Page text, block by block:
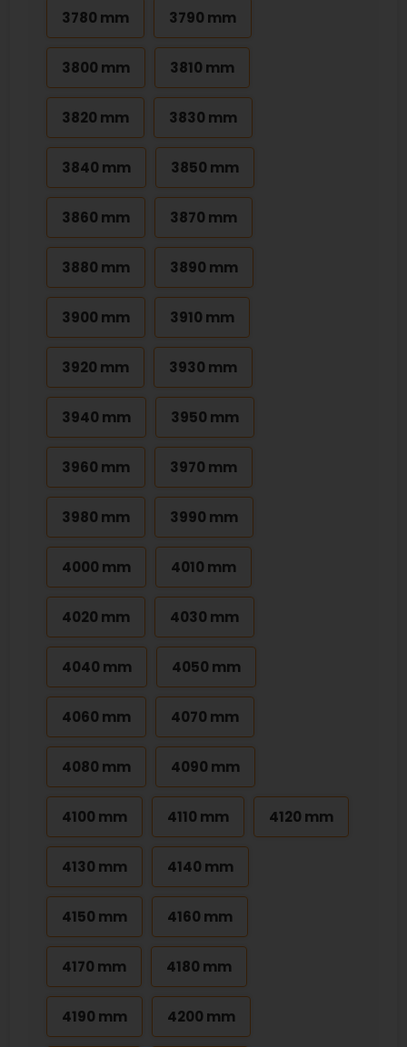
3780 mm 3790 mm
3800 mm 3810 mm
3820 mm 3830 mm
3840 mm 3850 mm
3860 mm 3870 mm
3880 mm 3890 mm
3900 mm 3910 mm
3920 mm 3930 mm
3940 mm 3950 mm
3960 mm 3970 mm
3980 mm 3990 mm
4000 mm 4010 mm
4020 mm 4030 mm
4040 mm 4050 mm
4060 mm 4070 mm
4080 mm 4090 mm
4100 mm 4110 mm 4120 mm
4130 mm 4140 mm
4150 mm 4160 mm
4170 mm 4180 mm
4190 mm 4200 mm